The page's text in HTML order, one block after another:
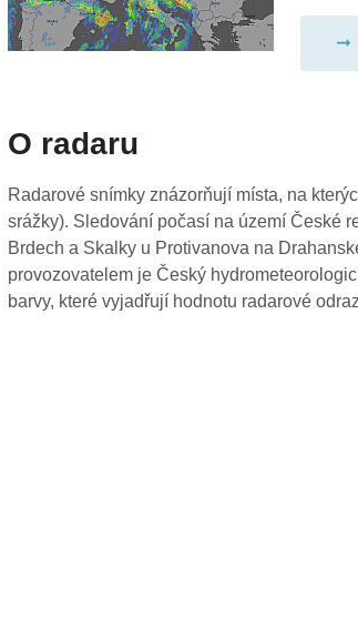
O radaru
Radarové snímky znázorňují místa, na
srážky). Sledování počasí na území České
Brdech a Skalky u Protivanova na
provozovatelem je Český
barvy, které vyjadřují hodnotu radarové